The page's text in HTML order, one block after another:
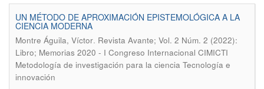
UN MÉTODO DE APROXIMACIÓN EPISTEMOLÓGICA A LA
CIENCIA MODERNA
Montre Águila, Víctor. Revista Avante; Vol. 2 Núm. 2 (2022):
Libro; Memorias 2020 - I Congreso Internacional CIMICTI
Metodología de investigación para la ciencia Tecnología e
innovación